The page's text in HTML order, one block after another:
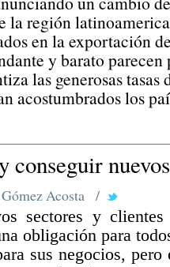
la región
en la exportación
y barato
las generosas tasas
acostumbrados los
conseguir
Acosta /
sectores y
obligación para
sus negocios,